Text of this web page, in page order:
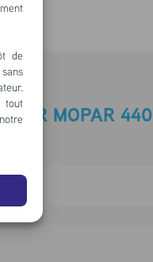
MOPAR 440
de
tout